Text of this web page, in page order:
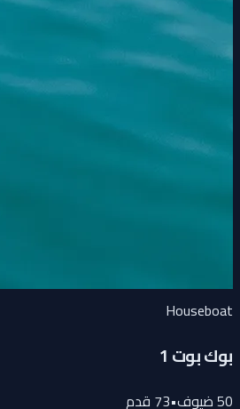
Houseboat
بوك بوت 1
50ضيوف•
73 قدم